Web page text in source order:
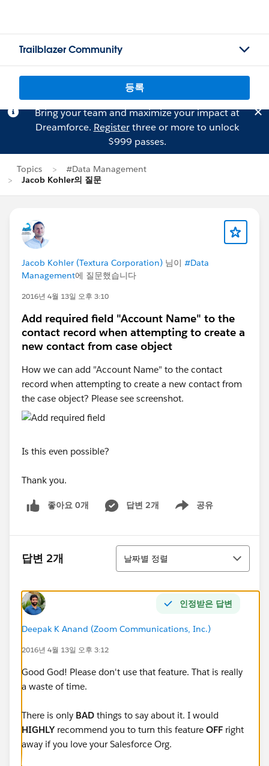
Trailblazer Community
등록
Bring your team and maximize your impact at
Dreamforce. Registerthree or more to unlock
$999 passes.
Topics
#Data Management
Jacob Kohler의 질문
Jacob Kohler (Textura Corporation) 님이 #Data
Management에 질문했습니다
2016년 4월 13일 오후 3:10
Add required field "Account Name" to the
contact record when attempting to create a
new contact from case object
How we can add "Account Name" to the contact
record when attempting to create a new contact from
the case object? Please see screenshot.
Is this even possible?
Thank you.
좋아요 0개 답변 2개 공유
Show menu
답변 2개
정렬
날짜별 정렬
인정받은 답변
Deepak K Anand (‎‎‎‎‎‎Zoom Communications, Inc.)
2016년 4월 13일 오후 3:12
Good God! Please don't use that feature. That is really
a waste of time.
There is only BAD things to say about it. I would
HIGHLY recommend you to turn this feature OFF right
away if you love your Salesforce Org.